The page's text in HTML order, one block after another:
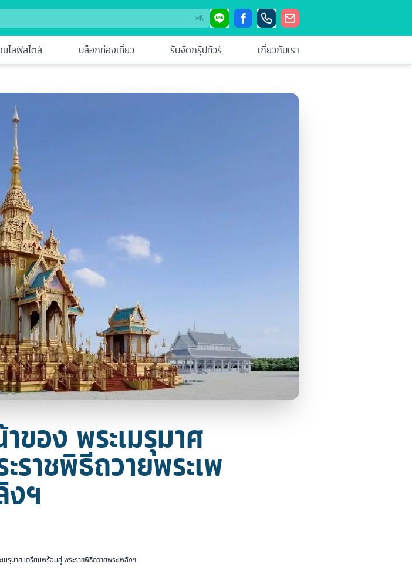
⌘K
มไลฟ์สไตล์ บล็อกท่องเที่ยว รับจัดกรุ๊ปทัวร์ เกี่ยวกับเรา
ของ พระเมรุมาศ
ราชพิธีถวายพระเพ
งฯ
ภาพความคืบหน้าของ พระเมรุมาศ เตรียมพร้อมสู่ พระราชพิธีถวายพระเพลิงฯ